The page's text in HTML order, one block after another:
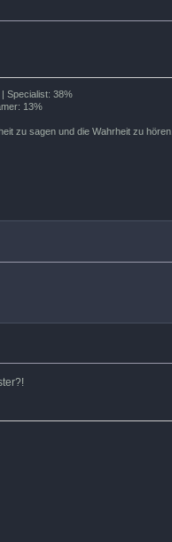
Specialist: 38%
13%
zu sagen und die Wahrheit zu hören.